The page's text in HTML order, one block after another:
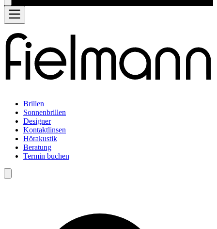
Brillen
Sonnenbrillen
Designer
Kontaktlinsen
Hörakustik
Beratung
Termin buchen